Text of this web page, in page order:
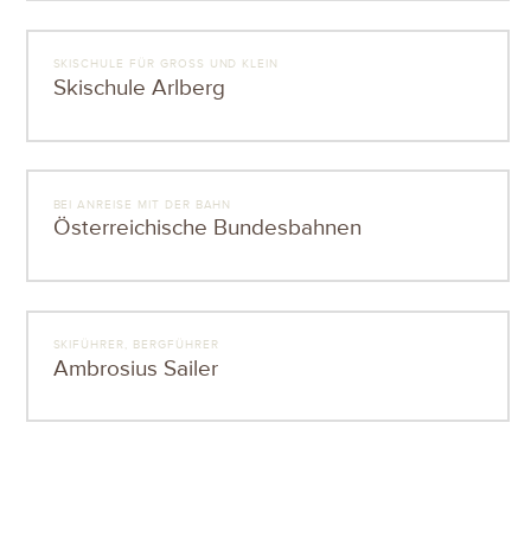
SKISCHULE FÜR GROSS UND KLEIN
Skischule Arlberg
BEI ANREISE MIT DER BAHN
Österreichische Bundesbahnen
SKIFÜHRER, BERGFÜHRER
Ambrosius Sailer